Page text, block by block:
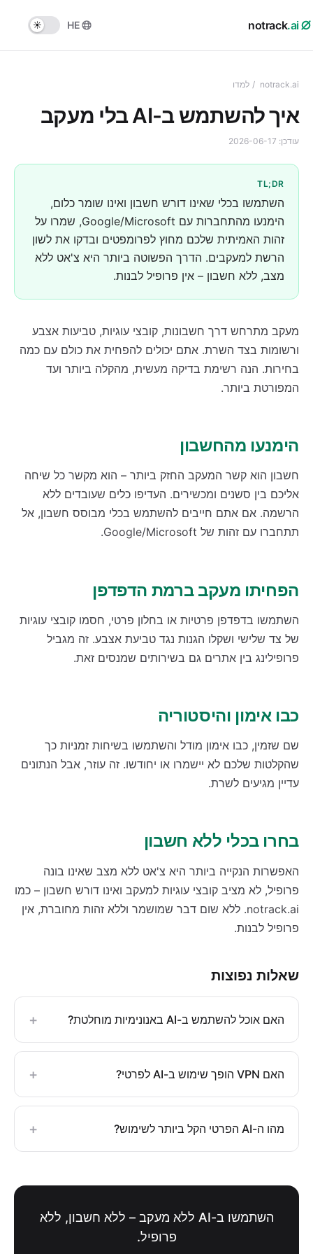
notrack.ai
HE
notrack.ai למדו
איך להשתמש ב-AI בלי מעקב
עודכן:2026-06-17
TL;DR
השתמשו בכלי שאינו דורש חשבון ואינו שומר כלום,
הימנעו מהתחברות עם Google/Microsoft, שמרו על
זהות האמיתית שלכם מחוץ לפרומפטים ובדקו את לשון
הרשת למעקבים. הדרך הפשוטה ביותר היא צ'אט ללא
מצב, ללא חשבון – אין פרופיל לבנות.
מעקב מתרחש דרך חשבונות, קובצי עוגיות, טביעות אצבע
ורשומות בצד השרת. אתם יכולים להפחית את כולם עם כמה
בחירות. הנה רשימת בדיקה מעשית, מהקלה ביותר ועד
המפורטת ביותר.
הימנעו מהחשבון
חשבון הוא קשר המעקב החזק ביותר – הוא מקשר כל שיחה
אליכם בין סשנים ומכשירים. העדיפו כלים שעובדים ללא
הרשמה. אם אתם חייבים להשתמש בכלי מבוסס חשבון, אל
תתחברו עם זהות של Google/Microsoft.
הפחיתו מעקב ברמת הדפדפן
השתמשו בדפדפן פרטיות או בחלון פרטי, חסמו קובצי עוגיות
של צד שלישי ושקלו הגנות נגד טביעת אצבע. זה מגביל
פרופילינג בין אתרים גם בשירותים שמנסים זאת.
כבו אימון והיסטוריה
שם שזמין, כבו אימון מודל והשתמשו בשיחות זמניות כך
שהקלטות שלכם לא יישמרו או יחודשו. זה עוזר, אבל הנתונים
עדיין מגיעים לשרת.
בחרו בכלי ללא חשבון
האפשרות הנקייה ביותר היא צ'אט ללא מצב שאינו בונה
פרופיל, לא מציב קובצי עוגיות למעקב ואינו דורש חשבון – כמו
notrack.ai. ללא שום דבר שמושמר וללא זהות מחוברת, אין
פרופיל לבנות.
שאלות נפוצות
האם אוכל להשתמש ב-AI באנונימיות מוחלטת? +
האם VPN הופך שימוש ב-AI לפרטי? +
מהו ה-AI הפרטי הקל ביותר לשימוש? +
השתמשו ב-AI ללא מעקב – ללא חשבון, ללא
פרופיל.